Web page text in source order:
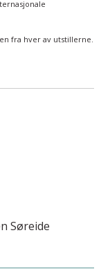
fra hver av utstillerne.
Søreide